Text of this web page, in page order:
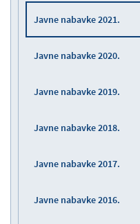
Javne nabavke 2021.
Javne nabavke 2020.
Javne nabavke 2019.
Javne nabavke 2018.
Javne nabavke 2017.
Javne nabavke 2016.